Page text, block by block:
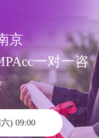
京
一对一咨
) 09:00